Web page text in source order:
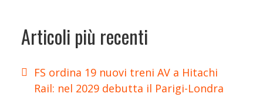
Articoli più recenti
FS ordina 19 nuovi treni AV a Hitachi
Rail: nel 2029 debutta il Parigi-Londra